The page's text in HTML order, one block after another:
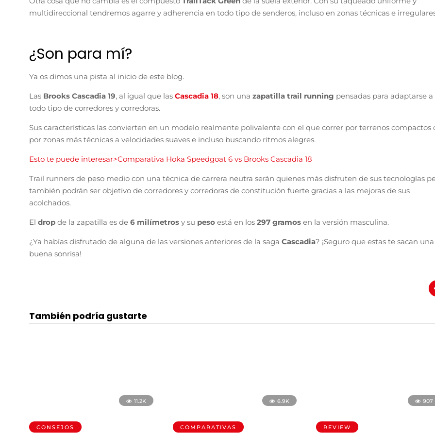
multidireccional tendremos agarre y adherencia en todo tipo de senderos, incluso en zonas técnicas e
¿Son para mí?
Ya os dimos una pista al inicio de este blog.
Las Brooks Cascadia 19, al igual que las Cascadia 18, son una zapatilla trail running pensadas para adaptarse a
todo tipo de corredores y corredoras.
Sus características las convierten en un modelo realmente polivalente con el que correr por terrenos compactos
por zonas más técnicas a velocidades suaves e incluso buscando ritmos alegres.
Esto te puede interesar>Comparativa Hoka Speedgoat 6 vs Brooks Cascadia 18
Trail runners de peso medio con una técnica de carrera neutra serán quienes más disfruten de sus tecnologías
también podrán ser objetivo de corredores y corredoras de constitución fuerte gracias a las mejoras de sus
acolchados.
El drop de la zapatilla es de 6 milímetros y su peso está en los 297 gramos en la versión masculina.
¿Ya habías disfrutado de alguna de las versiones anteriores de la saga Cascadia? ¡Seguro que estas te sacan una
buena sonrisa!
También podría gustarte
11.2K
CONSEJOS
6.9K
COMPARATIVAS
907
REVIEW